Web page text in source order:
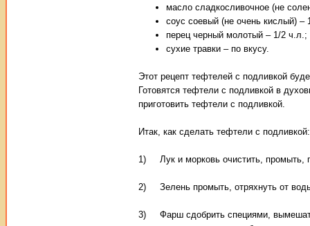
масло сладкосливочное (не
соус соевый (не очень кислый) –
перец черный молотый – 1/2 ч.л.;
сухие травки – по вкусу.
Этот рецепт тефтелей с подливкой
Готовятся тефтели с подливкой в
приготовить тефтели с подливкой.
Итак, как сделать тефтели с подливкой:
1) Лук и морковь очистить, промыть,
2) Зелень промыть, отряхнуть от
3) Фарш сдобрить специями,